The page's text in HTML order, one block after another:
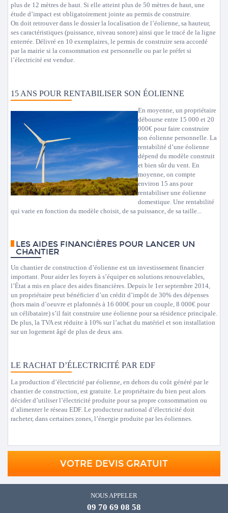
plus de 12 mètres de haut. Si elle atteint plus de 50 mètres de haut, une
étude d’impact est obligatoirement jointe au permis de construire.
On doit retrouver dans le dossier la localisation de l’éolienne, sa hauteur,
ses caractéristiques (puissance, niveau sonore) ainsi que le tracé de la ligne
enterrée. Délivré en 10 exemplaires, le permis de construire sera accordé
par la mairie si la consommation est personnelle ou par le préfet si
l’électricité est vendue.
15 ANS POUR RENTABILISER SON ÉOLIENNE
En moyenne, un propriétaire
débourse entre 15 000 et 20
000€ pour faire construire
son éolienne personnelle. La
rentabilité d’une éolienne
dépend du modèle construit
et bien sûr du vent. En
moyenne, on compte
environ 15 ans pour
rentabiliser une éolienne
domestique. Une rentabilité
qui varie en fonction du modèle choisit, de sa puissance, de sa taille...
LES AIDES FINANCIÈRES POUR LANCER UN
CHANTIER
Un chantier de construction d’éolienne est un investissement financier
important. Pour aider les foyers à s’équiper en solutions renouvelables,
l’État a mis en place des aides financières. Depuis le 1er septembre 2014,
un propriétaire peut bénéficier d’un crédit d’impôt de 30% des dépenses
(hors main d’oeuvre et plafonnés à 16 000€ pour un couple, 8 000€ pour
un célibataire) s’il fait construire une éolienne pour sa résidence principale.
De plus, la TVA est réduite à 10% sur l’achat du matériel et son installation
sur un logement âgé de plus de deux ans.
LE RACHAT D’ÉLECTRICITÉ PAR EDF
La production d’électricité par éolienne, en dehors du coût généré par le
chantier de construction, est gratuite. Le propriétaire du bien peut alors
décider d’utiliser l’électricité produite pour sa propre consommation ou
d’alimenter le réseau EDF. Le producteur national d’électricité doit
racheter, dans certaines zones, l’énergie produite par les éoliennes.
VOTRE DEVIS GRATUIT
NOUS APPELER
09 70 69 08 58